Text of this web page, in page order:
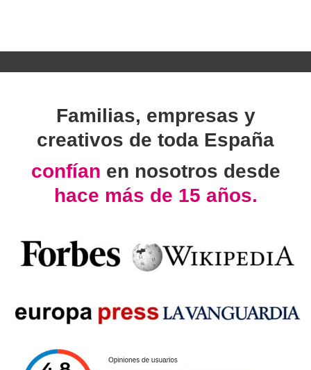
Familias, empresas y
creativos de toda España
confían en nosotros desde
hace más de 15 años.